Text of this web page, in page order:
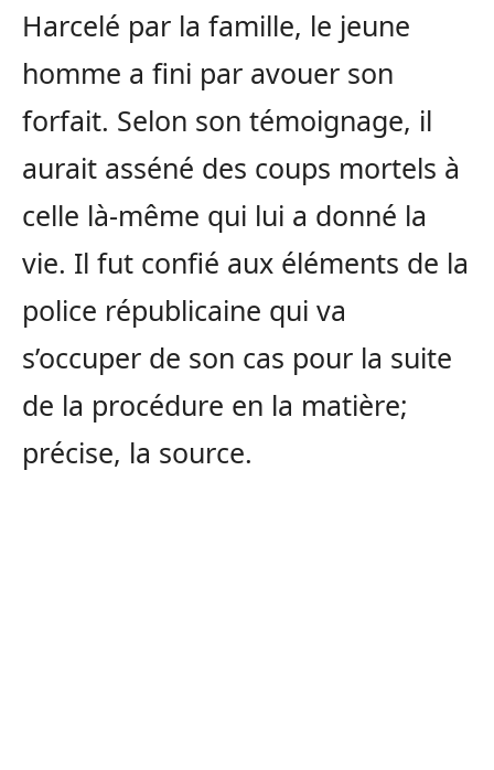
Harcelé par la famille, le jeune
homme a fini par avouer son
forfait. Selon son témoignage, il
aurait asséné des coups mortels à
celle là-même qui lui a donné la
vie. Il fut confié aux éléments de la
police républicaine qui va
s’occuper de son cas pour la suite
de la procédure en la matière;
précise, la source.